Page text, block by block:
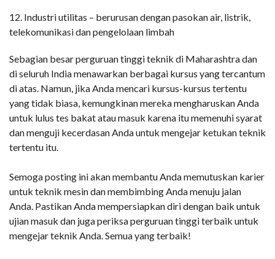
12. Industri utilitas – berurusan dengan pasokan air, listrik,
telekomunikasi dan pengelolaan limbah
Sebagian besar perguruan tinggi teknik di Maharashtra dan
di seluruh India menawarkan berbagai kursus yang tercantum
di atas. Namun, jika Anda mencari kursus-kursus tertentu
yang tidak biasa, kemungkinan mereka mengharuskan Anda
untuk lulus tes bakat atau masuk karena itu memenuhi syarat
dan menguji kecerdasan Anda untuk mengejar ketukan teknik
tertentu itu.
Semoga posting ini akan membantu Anda memutuskan karier
untuk teknik mesin dan membimbing Anda menuju jalan
Anda. Pastikan Anda mempersiapkan diri dengan baik untuk
ujian masuk dan juga periksa perguruan tinggi terbaik untuk
mengejar teknik Anda. Semua yang terbaik!